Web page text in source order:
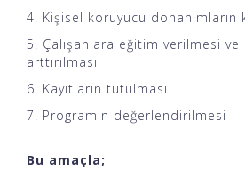
Kişisel koruyucu donanımların
Çalışanlara eğitim verilmesi
arttırılması
Kayıtların tutulması
Programın değerlendirilmesi
Bu amaçla;